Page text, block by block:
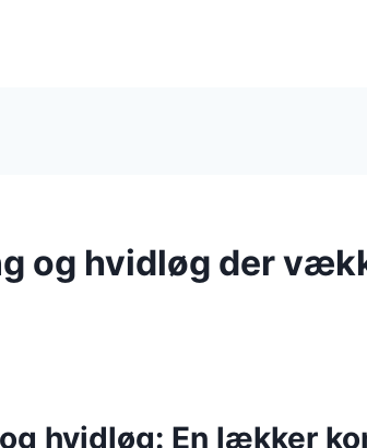
og hvidløg der
hvidløg: En lækker